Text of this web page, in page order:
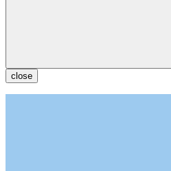
close